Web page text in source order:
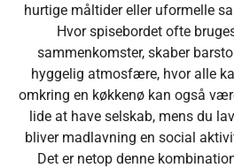
hurtige måltider eller uformelle
Hvor spisebordet ofte
sammenkomster, skaber
hyggelig atmosfære, hvor alle
omkring en køkkenø kan også
lide at have selskab, mens du
bliver madlavning en social
Det er netop denne